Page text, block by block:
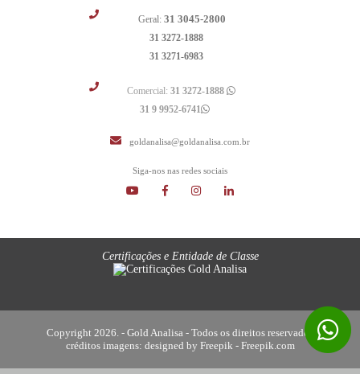
Geral:31 3045-2800
31 3272-1888
31 3271-6983
Comercial: 31 3272-1888
31 9 9952-6741
goldanalisa@goldanalisa.com.br
Siga-nos nas redes sociais
Certificações e Entidade de Classe
Copyright 2026. - Gold Analisa - Todos os direitos reservados
créditos imagens: designed by Freepik - Freepik.com